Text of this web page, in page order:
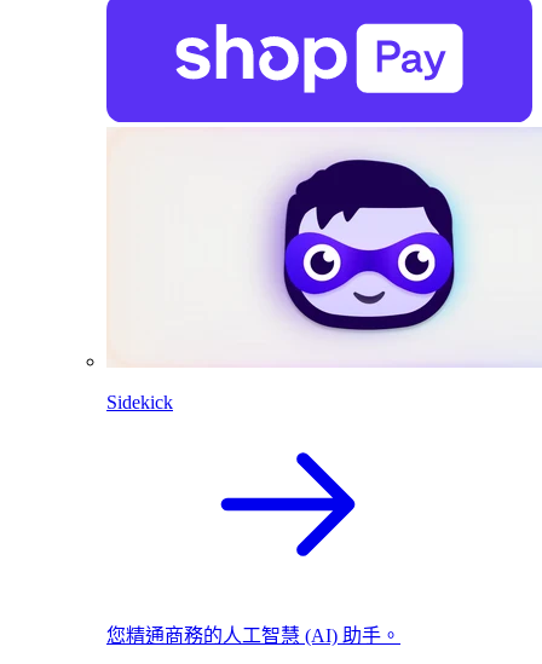
Sidekick
您精通商務的人工智慧 (AI) 助手。